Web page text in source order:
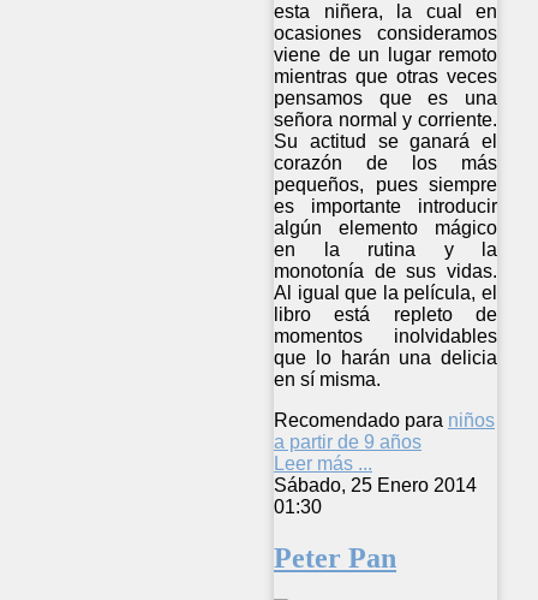
esta niñera, la cual en
ocasiones consideramos
viene de un lugar remoto
mientras que otras veces
pensamos que es una
señora normal y corriente.
Su actitud se ganará el
corazón de los más
pequeños, pues siempre
es importante introducir
algún elemento mágico
en la rutina y la
monotonía de sus vidas.
Al igual que la película, el
libro está repleto de
momentos inolvidables
que lo harán una delicia
en sí misma.
Recomendado para niños
a partir de 9 años
Leer más ...
Sábado, 25 Enero 2014
01:30
Peter Pan